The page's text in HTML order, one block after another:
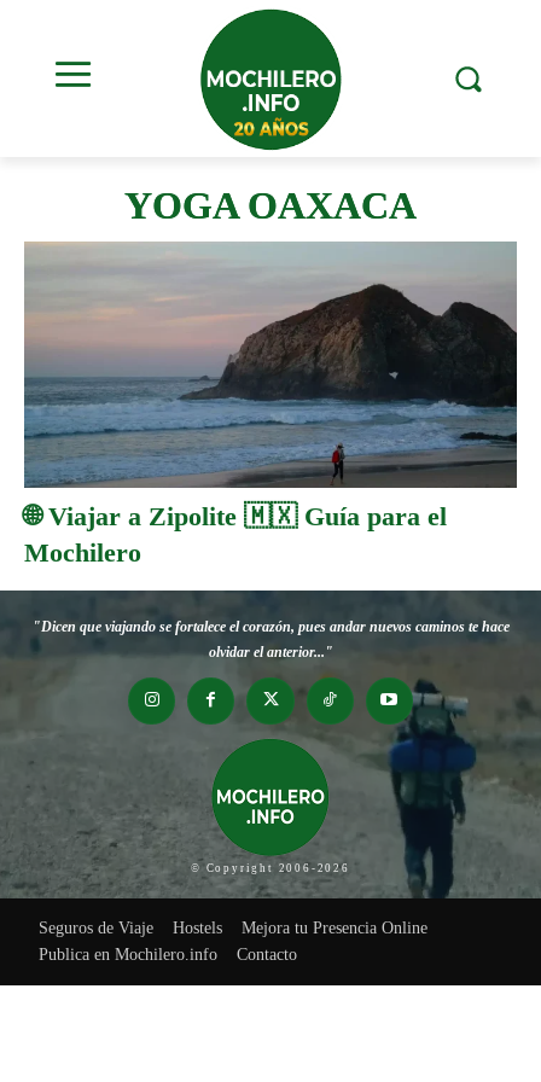
YOGA OAXACA
🌐 Viajar a Zipolite 🇲🇽 Guía para el
Mochilero
"Dicen que viajando se fortalece el corazón, pues andar nuevos caminos te hace
olvidar el anterior..."
© Copyright 2006-2026
Seguros de Viaje Hostels
Mejora tu Presencia Online
Publica en Mochilero.info
Contacto